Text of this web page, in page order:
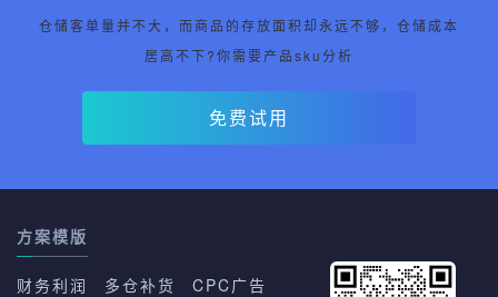
仓储客单量并不大，而商品的存放面积却永远不够，仓储成本
居高不下?你需要产品sku分析
免费试用
方案模版
财务利润 多仓补货
CPC广告